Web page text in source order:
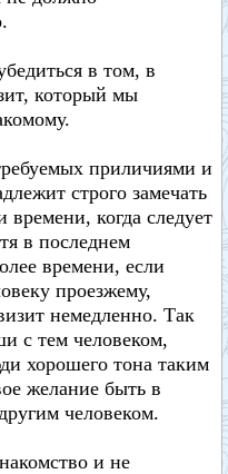
в том, в
который мы
приличиями и
строго замечать
когда следует
в последнем
времени, если
проезжему,
немедленно. Так
с тем человеком,
хорошего тона таким
желание быть в
человеком.
и не